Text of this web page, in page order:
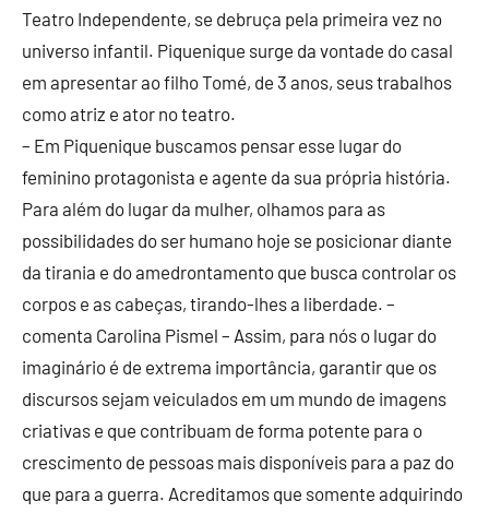
Teatro Independente, se debruça pela primeira vez no
universo infantil. Piquenique surge da vontade do casal
em apresentar ao filho Tomé, de 3 anos, seus trabalhos
como atriz e ator no teatro.
– Em Piquenique buscamos pensar esse lugar do
feminino protagonista e agente da sua própria história.
Para além do lugar da mulher, olhamos para as
possibilidades do ser humano hoje se posicionar diante
da tirania e do amedrontamento que busca controlar os
corpos e as cabeças, tirando-lhes a liberdade. –
comenta Carolina Pismel – Assim, para nós o lugar do
imaginário é de extrema importância, garantir que os
discursos sejam veiculados em um mundo de imagens
criativas e que contribuam de forma potente para o
crescimento de pessoas mais disponíveis para a paz do
que para a guerra. Acreditamos que somente adquirindo